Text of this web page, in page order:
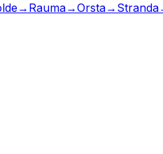
→ Rauma→Orsta→ Stranda